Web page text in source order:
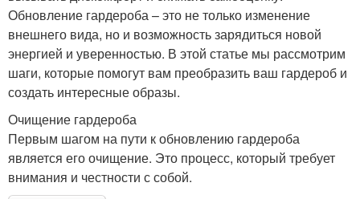
Обновление гардероба – это не только изменение
внешнего вида, но и возможность зарядиться новой
энергией и уверенностью. В этой статье мы рассмотрим
шаги, которые помогут вам преобразить ваш гардероб и
создать интересные образы.
Очищение гардероба
Первым шагом на пути к обновлению гардероба
является его очищение. Это процесс, который требует
внимания и честности с собой.